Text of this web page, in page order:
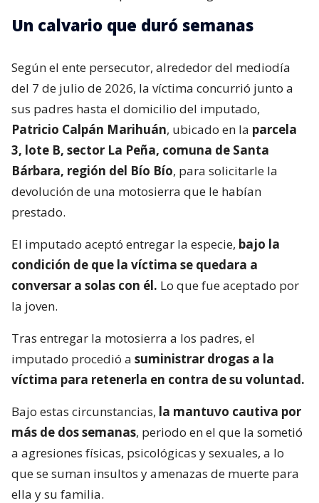
Un calvario que duró semanas
Según el ente persecutor, alrededor del mediodía
del 7 de julio de 2026, la víctima concurrió junto a
sus padres hasta el domicilio del imputado,
Patricio Calpán Marihuán, ubicado en la parcela
3, lote B, sector La Peña, comuna de Santa
Bárbara, región del Bío Bío, para solicitarle la
devolución de una motosierra que le habían
prestado.
El imputado aceptó entregar la especie, bajo la
condición de que la víctima se quedara a
conversar a solas con él. Lo que fue aceptado por
la joven.
Tras entregar la motosierra a los padres, el
imputado procedió a suministrar drogas a la
víctima para retenerla en contra de su voluntad.
Bajo estas circunstancias, la mantuvo cautiva por
más de dos semanas, periodo en el que la sometió
a agresiones físicas, psicológicas y sexuales, a lo
que se suman insultos y amenazas de muerte para
ella y su familia.